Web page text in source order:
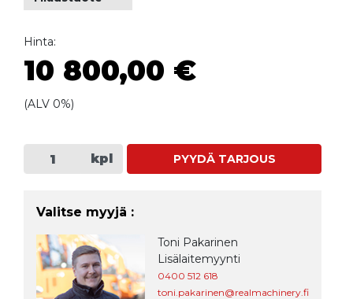
Hinta:
10 800,00 €
(ALV 0%)
kpl PYYDÄ TARJOUS
Valitse myyjä :
Toni Pakarinen
Lisälaitemyynti
0400 512 618
toni.pakarinen@realmachinery.fi